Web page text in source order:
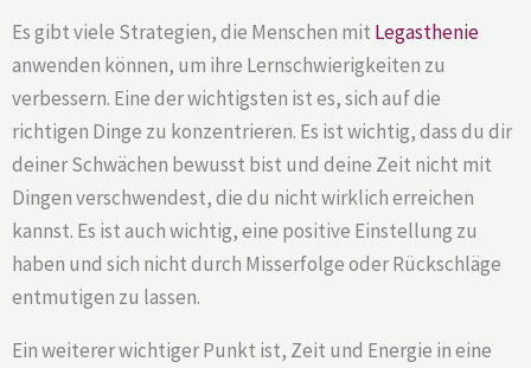
Es gibt viele Strategien, die Menschen mit Legasthenie
anwenden können, um ihre Lernschwierigkeiten zu
verbessern. Eine der wichtigsten ist es, sich auf die
richtigen Dinge zu konzentrieren. Es ist wichtig, dass du dir
deiner Schwächen bewusst bist und deine Zeit nicht mit
Dingen verschwendest, die du nicht wirklich erreichen
kannst. Es ist auch wichtig, eine positive Einstellung zu
haben und sich nicht durch Misserfolge oder Rückschläge
entmutigen zu lassen.
Ein weiterer wichtiger Punkt ist, Zeit und Energie in eine